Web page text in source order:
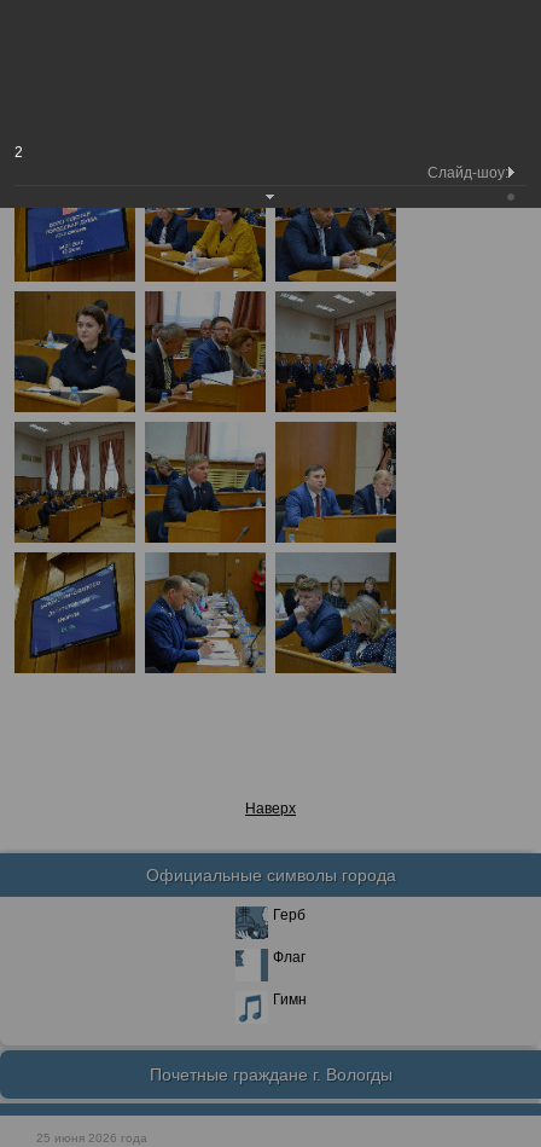
Наверх
Официальные символы города
Герб
Флаг
Гимн
Почетные граждане г. Вологды
25 июня 2026 года
2
Слайд-шоу: